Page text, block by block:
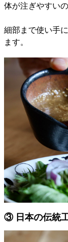
体が注ぎやすい
細部まで使い手
ます。
③ 日本の伝統